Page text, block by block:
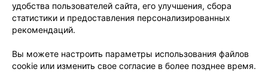
Написать руководителю 103.by
Обработка персональных данных
удобства пользователей сайта, его улучшения, сбора
статистики и предоставления персонализированных
рекомендаций.
Вы можете настроить параметры использования файлов
cookie или изменить свое согласие в более позднее время.